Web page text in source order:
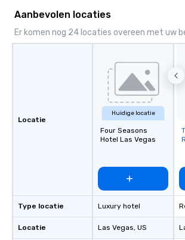
Aanbevolen locaties
Er komen nog 24 locaties overeen met uw
Locatie
Type locatie
Locatie
Huidige locatie
Four Seasons
Hotel Las Vegas
Luxury hotel
Las Vegas, US